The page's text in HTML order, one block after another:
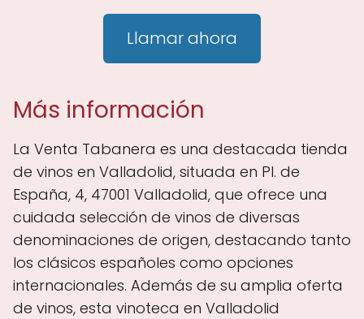
Llamar ahora
Más información
La Venta Tabanera es una destacada tienda
de vinos en Valladolid, situada en Pl. de
España, 4, 47001 Valladolid, que ofrece una
cuidada selección de vinos de diversas
denominaciones de origen, destacando tanto
los clásicos españoles como opciones
internacionales. Además de su amplia oferta
de vinos, esta vinoteca en Valladolid